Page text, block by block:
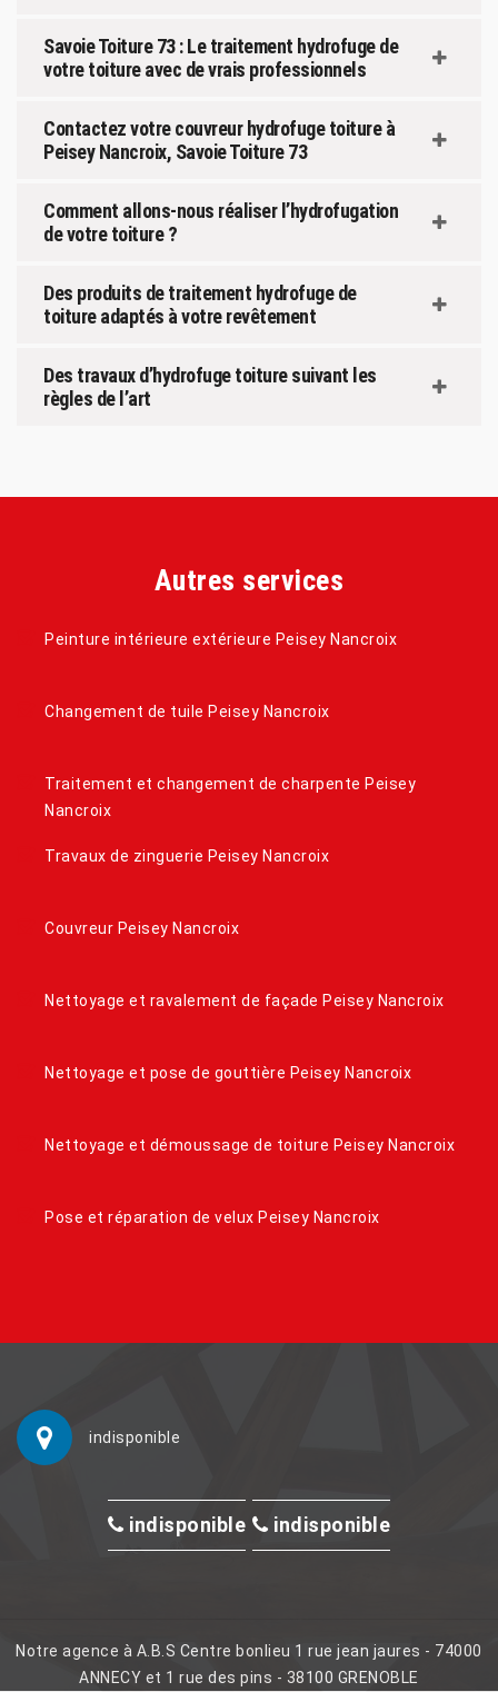
Savoie Toiture 73 : Le traitement hydrofuge de
votre toiture avec de vrais professionnels
Contactez votre couvreur hydrofuge toiture à
Peisey Nancroix, Savoie Toiture 73
Comment allons-nous réaliser l’hydrofugation
de votre toiture ?
Des produits de traitement hydrofuge de
toiture adaptés à votre revêtement
Des travaux d’hydrofuge toiture suivant les
règles de l’art
Autres services
Peinture intérieure extérieure Peisey Nancroix
Changement de tuile Peisey Nancroix
Traitement et changement de charpente Peisey
Nancroix
Travaux de zinguerie Peisey Nancroix
Couvreur Peisey Nancroix
Nettoyage et ravalement de façade Peisey Nancroix
Nettoyage et pose de gouttière Peisey Nancroix
Nettoyage et démoussage de toiture Peisey Nancroix
Pose et réparation de velux Peisey Nancroix
indisponible
indisponible indisponible
Notre agence à A.B.S Centre bonlieu 1 rue jean jaures - 74000
ANNECY et 1 rue des pins - 38100 GRENOBLE